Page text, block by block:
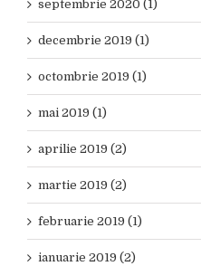
septembrie 2020 (1)
decembrie 2019 (1)
octombrie 2019 (1)
mai 2019 (1)
aprilie 2019 (2)
martie 2019 (2)
februarie 2019 (1)
ianuarie 2019 (2)